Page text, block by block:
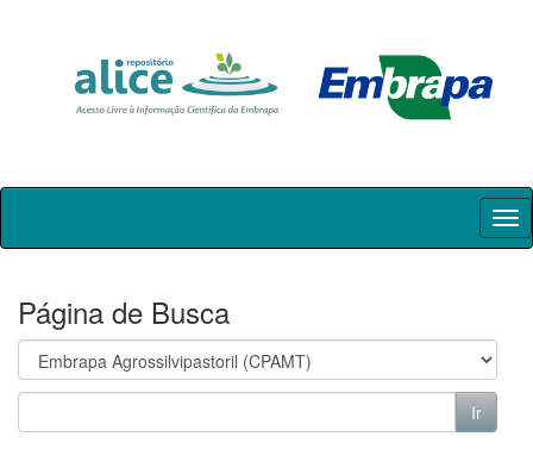
Skip
Página de Busca